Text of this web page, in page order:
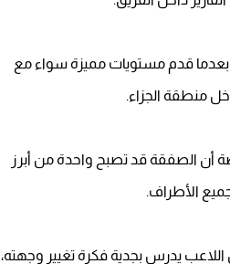
بعدما قدم مستويات مميزة سواء مع
منطقة الجزاء.
أن الصفقة قد تصبح واحدة من أبرز
الأطراف.
اللاعب يدرس بجدية فكرة تغيير وجهته،